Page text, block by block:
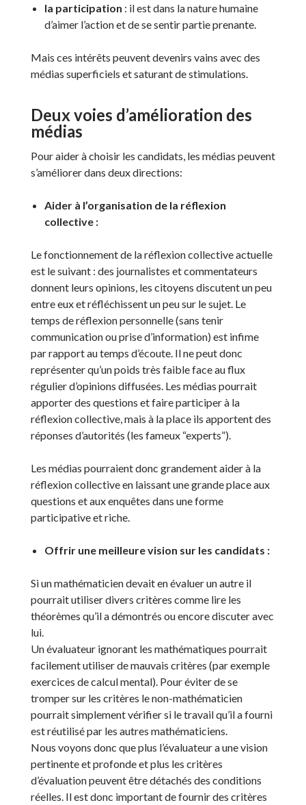
la participation : il est dans la nature humaine
d’aimer l’action et de se sentir partie prenante.
Mais ces intérêts peuvent devenirs vains avec des
médias superficiels et saturant de stimulations.
Deux voies d’amélioration des
médias
Pour aider à choisir les candidats, les médias peuvent
s’améliorer dans deux directions:
Aider à l’organisation de la réflexion
collective :
Le fonctionnement de la réflexion collective actuelle
est le suivant : des journalistes et commentateurs
donnent leurs opinions, les citoyens discutent un peu
entre eux et réfléchissent un peu sur le sujet. Le
temps de réflexion personnelle (sans tenir
communication ou prise d’information) est infime
par rapport au temps d’écoute. Il ne peut donc
représenter qu’un poids très faible face au flux
régulier d’opinions diffusées. Les médias pourrait
apporter des questions et faire participer à la
réflexion collective, mais à la place ils apportent des
réponses d’autorités (les fameux “experts”).
Les médias pourraient donc grandement aider à la
réflexion collective en laissant une grande place aux
questions et aux enquêtes dans une forme
participative et riche.
Offrir une meilleure vision sur les candidats :
Si un mathématicien devait en évaluer un autre il
pourrait utiliser divers critères comme lire les
théorèmes qu’il a démontrés ou encore discuter avec
lui.
Un évaluateur ignorant les mathématiques pourrait
facilement utiliser de mauvais critères (par exemple
exercices de calcul mental). Pour éviter de se
tromper sur les critères le non-mathématicien
pourrait simplement vérifier si le travail qu’il a fourni
est réutilisé par les autres mathématiciens.
Nous voyons donc que plus l’évaluateur a une vision
pertinente et profonde et plus les critères
d’évaluation peuvent être détachés des conditions
réelles. Il est donc important de fournir des critères